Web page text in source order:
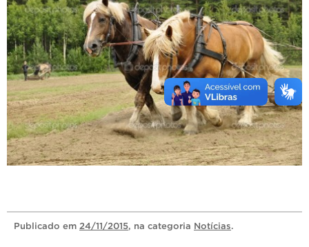
Publicado em 24/11/2015, na categoria Notícias.